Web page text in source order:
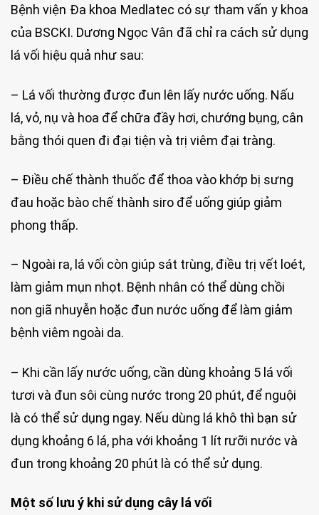
Bệnh viện Đa khoa Medlatec có sự tham vấn y khoa
của BSCKI. Dương Ngọc Vân đã chỉ ra cách sử dụng
lá vối hiệu quả như sau:
– Lá vối thường được đun lên lấy nước uống. Nấu
lá, vỏ, nụ và hoa để chữa đầy hơi, chướng bụng, cân
bằng thói quen đi đại tiện và trị viêm đại tràng.
– Điều chế thành thuốc để thoa vào khớp bị sưng
đau hoặc bào chế thành siro để uống giúp giảm
phong thấp.
– Ngoài ra, lá vối còn giúp sát trùng, điều trị vết loét,
làm giảm mụn nhọt. Bệnh nhân có thể dùng chồi
non giã nhuyễn hoặc đun nước uống để làm giảm
bệnh viêm ngoài da.
– Khi cần lấy nước uống, cần dùng khoảng 5 lá vối
tươi và đun sôi cùng nước trong 20 phút, để nguội
là có thể sử dụng ngay. Nếu dùng lá khô thì bạn sử
dụng khoảng 6 lá, pha với khoảng 1 lít rưỡi nước và
đun trong khoảng 20 phút là có thể sử dụng.
Một số lưu ý khi sử dụng cây lá vối